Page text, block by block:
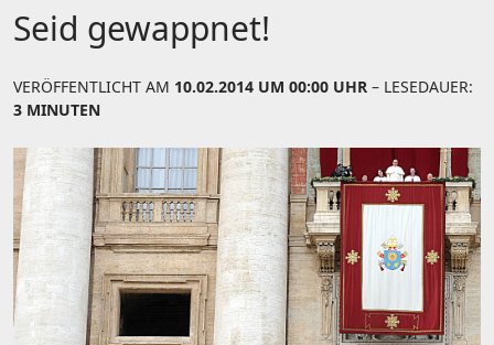
Seid gewappnet!
VERÖFFENTLICHT AM 10.02.2014 UM 00:00 UHR – LESEDAUER:
3 MINUTEN